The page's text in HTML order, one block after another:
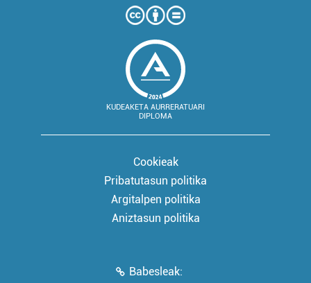
KUDEAKETA AURRERATUARI
DIPLOMA
Cookieak
Pribatutasun politika
Argitalpen politika
Aniztasun politika
Babesleak: